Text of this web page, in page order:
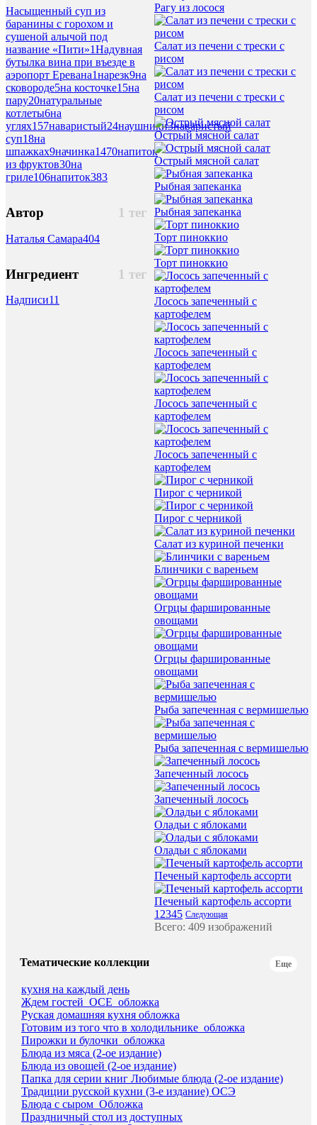
Насыщенный суп из
баранины с горохом и
сушеной алычой под
название «Пити»1Надувная
бутылка вина при въезде в
аэропорт Еревана1нарезк9на
сковороде5на косточке15на
пару20натуральные
котлеты6на
углях157наваристый24наушники3наваристый
суп18на
шпажках9начинка1470напиток
из фруктов30на
гриле106напиток383
1 тег
Автор
Наталья Самара404
1 тег
Ингредиент
Надписи11
Рагу из лосося
Салат из печени с трески с
рисом
Салат из печени с трески с
рисом
Острый мясной салат
Острый мясной салат
Рыбная запеканка
Рыбная запеканка
Торт пиноккио
Торт пиноккио
Лосось запеченный с
картофелем
Лосось запеченный с
картофелем
Лосось запеченный с
картофелем
Лосось запеченный с
картофелем
Пирог с черникой
Пирог с черникой
Салат из куриной печенки
Блинчики с вареньем
Огрцы фаршированные
овощами
Огрцы фаршированные
овощами
Рыба запеченная с вермишелью
Рыба запеченная с вермишелью
Запеченный лосось
Запеченный лосось
Оладьи с яблоками
Оладьи с яблоками
Печеный картофель ассорти
Печеный картофель ассорти
1 2345 Следующая
Всего: 409 изображений
Тематические коллекции Еще
кухня на каждый день
Ждем гостей_ОСЕ_обложка
Руская домашняя кухня обложка
Готовим из того что в холодильнике_обложка
Пирожки и булочки_обложка
Блюда из мяса (2-ое издание)
Блюда из овощей (2-ое издание)
Папка для серии книг Любимые блюда (2-ое издание)
Традиции русской кухни (3-е издание) ОСЭ
Блюда с сыром_Обложка
Праздничный стол из доступных